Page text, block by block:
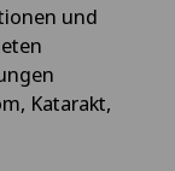
und
Katarakt,